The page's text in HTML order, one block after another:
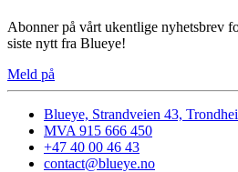
Abonner på vårt ukentlige nyhetsbrev
siste nytt fra Blueye!
Meld på
Blueye, Strandveien 43,
MVA 915 666 450
+47 40 00 46 43
contact@blueye.no